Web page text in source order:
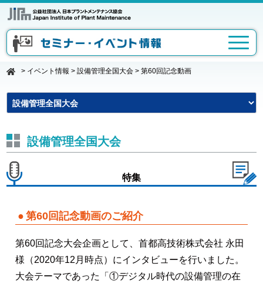
> イベント情報 >設備管理全国大会 >第60回記念動画
設備管理全国大会
特集
第60回記念動画のご紹介
第60回記念大会企画として、首都高技術株式会社 永田
様（2020年12月時点）にインタビューを行いました。
大会テーマであった「①デジタル時代の設備管理の在